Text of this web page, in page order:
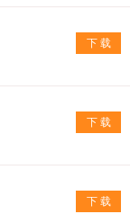
下 载
下 载
下 载